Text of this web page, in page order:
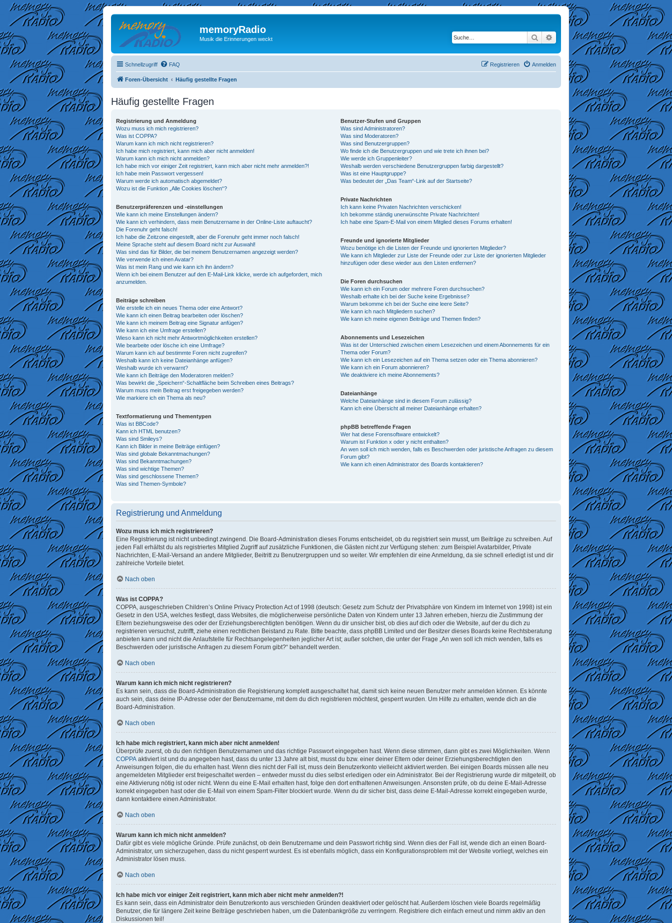
memoryRadio
Musik die Erinnerungen weckt Suche Erweiterte Suche
Schnellzugriff FAQ Anmelden
Registrieren
Foren-Übersicht Häufig gestellte Fragen
Häufig gestellte Fragen
Registrierung und Anmeldung
Wozu muss ich mich registrieren?
Was ist COPPA?
Warum kann ich mich nicht registrieren?
Ich habe mich registriert, kann mich aber nicht anmelden!
Warum kann ich mich nicht anmelden?
Ich habe mich vor einiger Zeit registriert, kann mich aber nicht mehr anmelden?!
Ich habe mein Passwort vergessen!
Warum werde ich automatisch abgemeldet?
Wozu ist die Funktion „Alle Cookies löschen“?
Benutzerpräferenzen und -einstellungen
Wie kann ich meine Einstellungen ändern?
Wie kann ich verhindern, dass mein Benutzername in der Online-Liste auftaucht?
Die Forenuhr geht falsch!
Ich habe die Zeitzone eingestellt, aber die Forenuhr geht immer noch falsch!
Meine Sprache steht auf diesem Board nicht zur Auswahl!
Was sind das für Bilder, die bei meinem Benutzernamen angezeigt werden?
Wie verwende ich einen Avatar?
Was ist mein Rang und wie kann ich ihn ändern?
Wenn ich bei einem Benutzer auf den E-Mail-Link klicke, werde ich aufgefordert, mich
anzumelden.
Beiträge schreiben
Wie erstelle ich ein neues Thema oder eine Antwort?
Wie kann ich einen Beitrag bearbeiten oder löschen?
Wie kann ich meinem Beitrag eine Signatur anfügen?
Wie kann ich eine Umfrage erstellen?
Wieso kann ich nicht mehr Antwortmöglichkeiten erstellen?
Wie bearbeite oder lösche ich eine Umfrage?
Warum kann ich auf bestimmte Foren nicht zugreifen?
Weshalb kann ich keine Dateianhänge anfügen?
Weshalb wurde ich verwarnt?
Wie kann ich Beiträge den Moderatoren melden?
Was bewirkt die „Speichern“-Schaltfläche beim Schreiben eines Beitrags?
Warum muss mein Beitrag erst freigegeben werden?
Wie markiere ich ein Thema als neu?
Textformatierung und Thementypen
Was ist BBCode?
Kann ich HTML benutzen?
Was sind Smileys?
Kann ich Bilder in meine Beiträge einfügen?
Was sind globale Bekanntmachungen?
Was sind Bekanntmachungen?
Was sind wichtige Themen?
Was sind geschlossene Themen?
Was sind Themen-Symbole?
Benutzer-Stufen und Gruppen
Was sind Administratoren?
Was sind Moderatoren?
Was sind Benutzergruppen?
Wo finde ich die Benutzergruppen und wie trete ich ihnen bei?
Wie werde ich Gruppenleiter?
Weshalb werden verschiedene Benutzergruppen farbig dargestellt?
Was ist eine Hauptgruppe?
Was bedeutet der „Das Team“-Link auf der Startseite?
Private Nachrichten
Ich kann keine Privaten Nachrichten verschicken!
Ich bekomme ständig unerwünschte Private Nachrichten!
Ich habe eine Spam-E-Mail von einem Mitglied dieses Forums erhalten!
Freunde und ignorierte Mitglieder
Wozu benötige ich die Listen der Freunde und ignorierten Mitglieder?
Wie kann ich Mitglieder zur Liste der Freunde oder zur Liste der ignorierten Mitglieder
hinzufügen oder diese wieder aus den Listen entfernen?
Die Foren durchsuchen
Wie kann ich ein Forum oder mehrere Foren durchsuchen?
Weshalb erhalte ich bei der Suche keine Ergebnisse?
Warum bekomme ich bei der Suche eine leere Seite?
Wie kann ich nach Mitgliedern suchen?
Wie kann ich meine eigenen Beiträge und Themen finden?
Abonnements und Lesezeichen
Was ist der Unterschied zwischen einem Lesezeichen und einem Abonnements für ein
Thema oder Forum?
Wie kann ich ein Lesezeichen auf ein Thema setzen oder ein Thema abonnieren?
Wie kann ich ein Forum abonnieren?
Wie deaktiviere ich meine Abonnements?
Dateianhänge
Welche Dateianhänge sind in diesem Forum zulässig?
Kann ich eine Übersicht all meiner Dateianhänge erhalten?
phpBB betreffende Fragen
Wer hat diese Forensoftware entwickelt?
Warum ist Funktion x oder y nicht enthalten?
An wen soll ich mich wenden, falls es Beschwerden oder juristische Anfragen zu diesem
Forum gibt?
Wie kann ich einen Administrator des Boards kontaktieren?
Registrierung und Anmeldung
Wozu muss ich mich registrieren?
Eine Registrierung ist nicht unbedingt zwingend. Die Board-Administration dieses Forums entscheidet, ob du registriert sein musst, um Beiträge zu schreiben. Auf
jeden Fall erhältst du als registriertes Mitglied Zugriff auf zusätzliche Funktionen, die Gästen nicht zur Verfügung stehen: zum Beispiel Avatarbilder, Private
Nachrichten, E-Mail-Versand an andere Mitglieder, Beitritt zu Benutzergruppen und so weiter. Wir empfehlen dir eine Anmeldung, da sie schnell erledigt ist und dir
zahlreiche Vorteile bietet.
Nach oben
Was ist COPPA?
COPPA, ausgeschrieben Children’s Online Privacy Protection Act of 1998 (deutsch: Gesetz zum Schutz der Privatsphäre von Kindern im Internet von 1998) ist ein
Gesetz in den USA, welches festlegt, dass Websites, die möglicherweise persönliche Daten von Kindern unter 13 Jahren erheben, hierzu die Zustimmung der
Eltern beziehungsweise des oder der Erziehungsberechtigten benötigen. Wenn du dir unsicher bist, ob dies auf dich oder die Website, auf der du dich zu
registrieren versuchst, zutrifft, ziehe einen rechtlichen Beistand zu Rate. Bitte beachte, dass phpBB Limited und der Besitzer dieses Boards keine Rechtsberatung
anbieten kann und nicht die Anlaufstelle für Rechtsangelegenheiten jeglicher Art ist; außer solchen, die unter der Frage „An wen soll ich mich wenden, falls es
Beschwerden oder juristische Anfragen zu diesem Forum gibt?“ behandelt werden.
Nach oben
Warum kann ich mich nicht registrieren?
Es kann sein, dass die Board-Administration die Registrierung komplett ausgeschaltet hat, damit sich keine neuen Benutzer mehr anmelden können. Es könnte
auch sein, dass deine IP-Adresse oder der Benutzername, mit dem du dich registrieren möchtest, gesperrt wurden. Um Hilfe zu erhalten, wende dich an die
Board-Administration.
Nach oben
Ich habe mich registriert, kann mich aber nicht anmelden!
Überprüfe zuerst, ob du den richtigen Benutzernamen und das richtige Passwort eingegeben hast. Wenn diese stimmen, dann gibt es zwei Möglichkeiten. Wenn
COPPA aktiviert ist und du angegeben hast, dass du unter 13 Jahre alt bist, musst du bzw. einer deiner Eltern oder deiner Erziehungsberechtigten den
Anweisungen folgen, die du erhalten hast. Wenn dies nicht der Fall ist, muss dein Benutzerkonto vielleicht aktiviert werden. Bei einigen Boards müssen alle neu
angemeldeten Mitglieder erst freigeschaltet werden – entweder musst du dies selbst erledigen oder ein Administrator. Bei der Registrierung wurde dir mitgeteilt, ob
eine Aktivierung nötig ist oder nicht. Wenn du eine E-Mail erhalten hast, folge den dort enthaltenen Anweisungen. Ansonsten prüfe, ob du deine E-Mail-Adresse
korrekt eingegeben hast oder die E-Mail von einem Spam-Filter blockiert wurde. Wenn du dir sicher bist, dass deine E-Mail-Adresse korrekt eingegeben wurde,
dann kontaktiere einen Administrator.
Nach oben
Warum kann ich mich nicht anmelden?
Dafür gibt es viele mögliche Gründe. Prüfe zunächst, ob dein Benutzername und dein Passwort richtig sind. Wenn dies der Fall ist, wende dich an einen Board-
Administrator, um sicherzugehen, dass du nicht gesperrt wurdest. Es ist ebenfalls möglich, dass ein Konfigurationsproblem mit der Website vorliegt, welches ein
Administrator lösen muss.
Nach oben
Ich habe mich vor einiger Zeit registriert, kann mich aber nicht mehr anmelden?!
Es kann sein, dass ein Administrator dein Benutzerkonto aus verschieden Gründen deaktiviert oder gelöscht hat. Außerdem löschen viele Boards regelmäßig
Benutzer, die für längere Zeit keine Beiträge geschrieben haben, um die Datenbankgröße zu verringern. Registriere dich einfach erneut und nimm aktiv an den
Diskussionen teil!